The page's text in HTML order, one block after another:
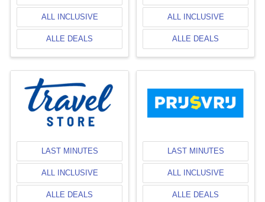
ALL INCLUSIVE
ALLE DEALS
ALL INCLUSIVE
ALLE DEALS
LAST MINUTES
ALL INCLUSIVE
ALLE DEALS
LAST MINUTES
ALL INCLUSIVE
ALLE DEALS